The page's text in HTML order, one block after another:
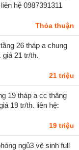
hệ 0987391311
Thỏa thuận
26 tháp a chung
giá 21 tr/th.
21 triệu
19 tháp a cc thăng
19 tr/th. liên hệ:
19 triệu
ngủ3 vệ sinh full